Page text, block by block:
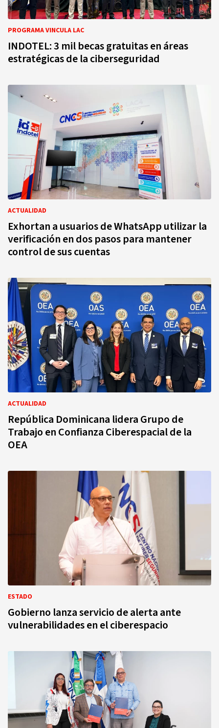
PROGRAMA VINCULA LAC
INDOTEL: 3 mil becas gratuitas en áreas
estratégicas de la ciberseguridad
ACTUALIDAD
Exhortan a usuarios de WhatsApp utilizar la
verificación en dos pasos para mantener
control de sus cuentas
ACTUALIDAD
República Dominicana lidera Grupo de
Trabajo en Confianza Ciberespacial de la
OEA
ESTADO
Gobierno lanza servicio de alerta ante
vulnerabilidades en el ciberespacio